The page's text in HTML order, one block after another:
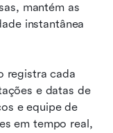
mantém as
instantânea
registra cada
e datas de
e equipe de
em tempo real,